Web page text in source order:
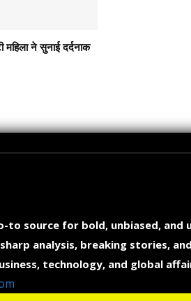
ने सुनाई दर्दनाक
to source for bold, unbiased, and
analysis, breaking stories,
technology, and global